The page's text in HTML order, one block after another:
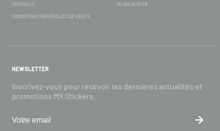
CONSEILS
CONDITIONS GÉNÉRALES DE VENTE
PLAN DU SITE
NEWSLETTER
Inscrivez-vous pour recevoir les dernières actualités et
promotions MX Stickers.